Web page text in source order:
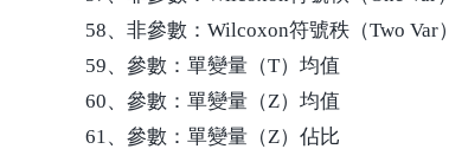
58、非參數：Wilcoxon符號秩（Two Var）
59、參數：單變量（T）均值
60、參數：單變量（Z）均值
61、參數：單變量（Z）佔比